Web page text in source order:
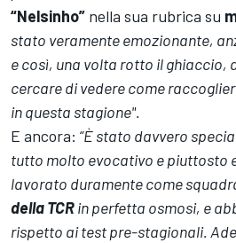
“Nelsinho” nella sua rubrica su
stato veramente emozionante,
e così, una volta rotto il ghiaccio,
cercare di vedere come
in questa stagione".
E ancora: “È stato davvero
tutto molto evocativo e piuttosto
lavorato duramente come
della TCRin perfetta osmosi, e
rispetto ai test pre-stagionali.